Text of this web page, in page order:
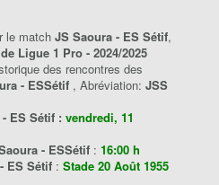
le match JS Saoura - ES Sétif,
Ligue 1 Pro - 2024/2025
des rencontres des
- ESSétif , Abréviation: JSS
ES Sétif : vendredi, 11
- ESSétif : 16:00 h
ES Sétif : Stade 20 Août 1955